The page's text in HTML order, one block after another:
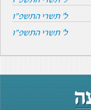
ל' תשרי התשפ"ו
ל' תשרי התשפ"ו